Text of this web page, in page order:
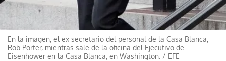
En la imagen, el ex secretario del personal de la Casa Blanca,
Rob Porter, mientras sale de la oficina del Ejecutivo de
Eisenhower en la Casa Blanca, en Washington. / EFE